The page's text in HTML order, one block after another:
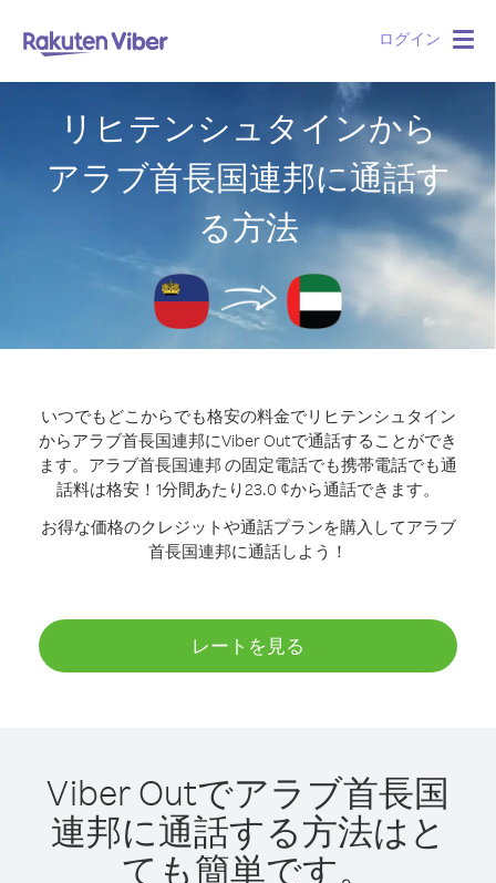
ログイン
リヒテンシュタインから
アラブ首長国連邦に通話す
る方法
いつでもどこからでも格安の料金でリヒテンシュタイン
からアラブ首長国連邦にViber Outで通話することができ
ます。 アラブ首長国連邦 の固定電話でも携帯電話でも通
話料は格安！1分間あたり23.0 ¢から通話できます。
お得な価格のクレジットや通話プランを購入してアラブ
首長国連邦に通話しよう！
レートを見る
Viber Outでアラブ首長国
連邦に通話する方法はと
ても簡単です。